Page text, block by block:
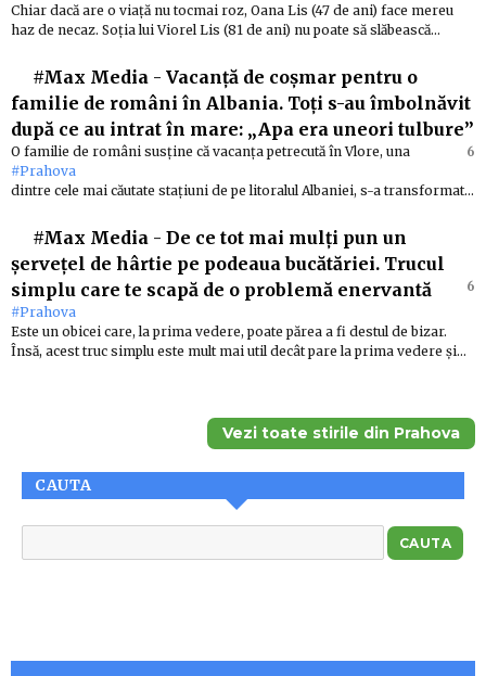
Chiar dacă are o viață nu tocmai roz, Oana Lis (47 de ani) face mereu
haz de necaz. Soția lui Viorel Lis (81 de ani) nu poate să slăbească…
#Max Media - Vacanță de coșmar pentru o
familie de români în Albania. Toți s-au îmbolnăvit
după ce au intrat în mare: „Apa era uneori tulbure”
6
#Prahova
O familie de români susține că vacanța petrecută în Vlore, una
dintre cele mai căutate stațiuni de pe litoralul Albaniei, s-a transformat…
#Max Media - De ce tot mai mulți pun un
șervețel de hârtie pe podeaua bucătăriei. Trucul
simplu care te scapă de o problemă enervantă
6
#Prahova
Este un obicei care, la prima vedere, poate părea a fi destul de bizar.
Însă, acest truc simplu este mult mai util decât pare la prima vedere și…
Vezi toate stirile din Prahova
CAUTA